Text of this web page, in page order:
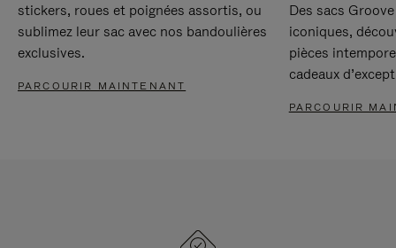
stickers, roues et poignées assortis, ou
sublimez leur sac avec nos bandoulières
exclusives.
PARCOURIR MAINTENANT
Des sacs
iconiques,
pièces
cadeaux
PARCOURIR